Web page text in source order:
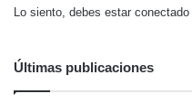
Lo siento, debes estar conectado
Últimas publicaciones